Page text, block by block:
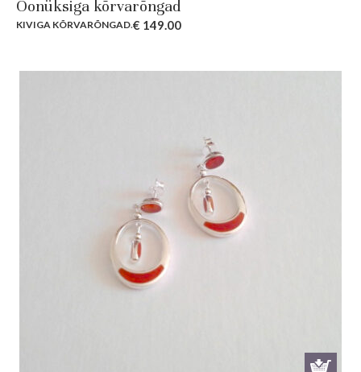
Oonüksiga kõrvarõngad
KIVIGA KÕRVARÕNGAD.€ 149.00